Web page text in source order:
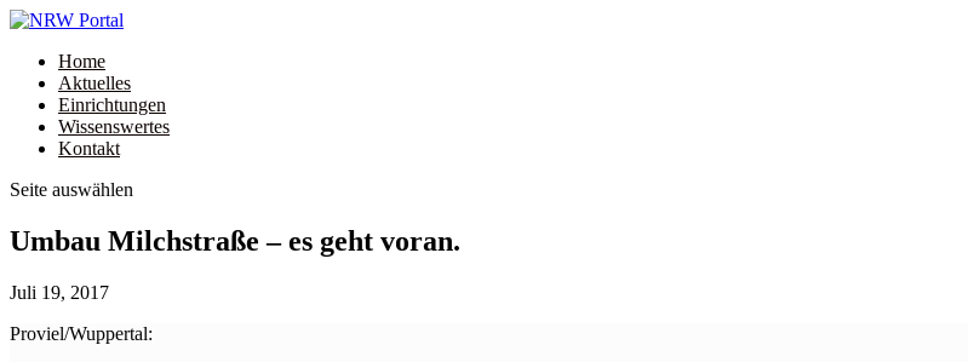
Home
Aktuelles
Einrichtungen
Wissenswertes
Kontakt
Seite auswählen
Umbau Milchstraße – es geht voran.
Juli 19, 2017
Proviel/Wuppertal: